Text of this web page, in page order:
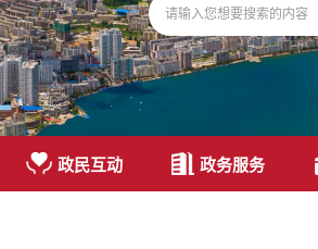
政民互动 政务服务